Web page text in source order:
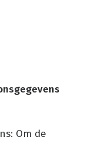
Om de